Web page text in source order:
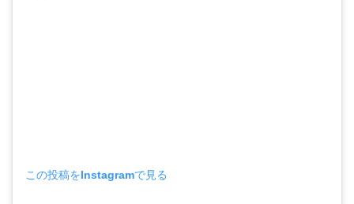
この投稿をInstagramで見る